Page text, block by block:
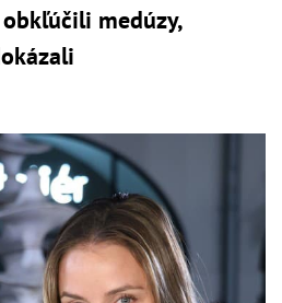
medúzy,